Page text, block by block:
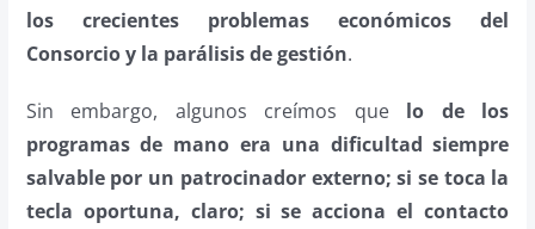
los crecientes problemas económicos del
Consorcio y la parálisis de gestión.
Sin embargo, algunos creímos que lo de los
programas de mano era una dificultad siempre
salvable por un patrocinador externo; si se toca la
tecla oportuna, claro; si se acciona el contacto